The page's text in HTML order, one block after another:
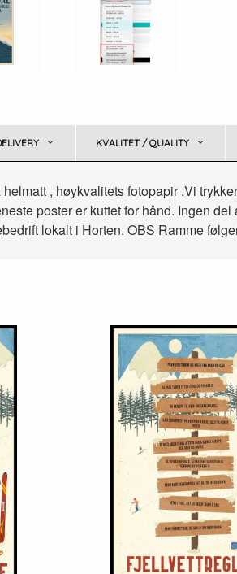
KVALITET / QUALITY
, høykvalitets fotopapir .Vi
poster er kuttet for hånd. Ingen
lokalt i Horten. OBS Ramme